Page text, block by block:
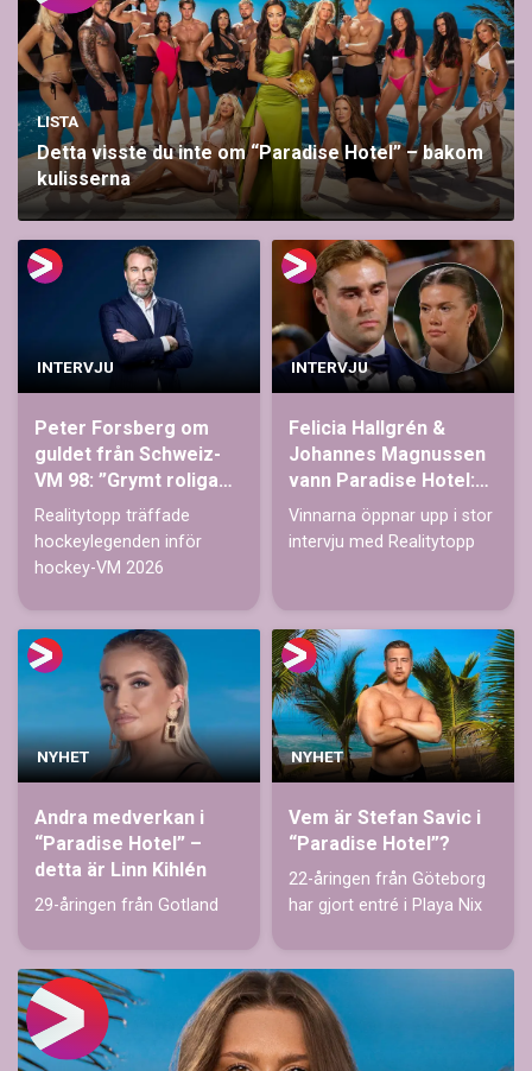
LISTA
Detta visste du inte om “Paradise Hotel” – bakom
kulisserna
INTERVJU
Peter Forsberg om
guldet från Schweiz-
VM 98: ”Grymt roliga
veckor”
Realitytopp träffade
hockeylegenden inför
hockey-VM 2026
INTERVJU
Felicia Hallgrén &
Johannes Magnussen
vann Paradise Hotel:
“Gick för hattrick”
Vinnarna öppnar upp i stor
intervju med Realitytopp
NYHET
Andra medverkan i
“Paradise Hotel” –
detta är Linn Kihlén
29-åringen från Gotland
NYHET
Vem är Stefan Savic i
“Paradise Hotel”?
22-åringen från Göteborg
har gjort entré i Playa Nix